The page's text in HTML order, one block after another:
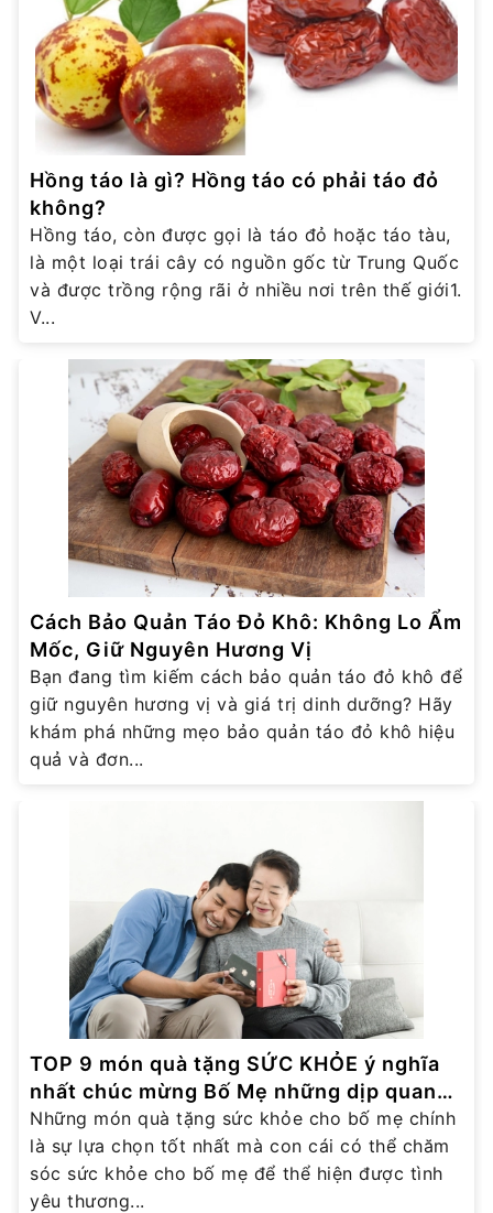
Hồng táo là gì? Hồng táo có phải táo đỏ
không?
Hồng táo, còn được gọi là táo đỏ hoặc táo tàu,
là một loại trái cây có nguồn gốc từ Trung Quốc
và được trồng rộng rãi ở nhiều nơi trên thế giới1.
V...
Cách Bảo Quản Táo Đỏ Khô: Không Lo Ẩm
Mốc, Giữ Nguyên Hương Vị
Bạn đang tìm kiếm cách bảo quản táo đỏ khô để
giữ nguyên hương vị và giá trị dinh dưỡng? Hãy
khám phá những mẹo bảo quản táo đỏ khô hiệu
quả và đơn...
TOP 9 món quà tặng SỨC KHỎE ý nghĩa
nhất chúc mừng Bố Mẹ những dịp quan
trọng
Những món quà tặng sức khỏe cho bố mẹ chính
là sự lựa chọn tốt nhất mà con cái có thể chăm
sóc sức khỏe cho bố mẹ để thể hiện được tình
yêu thương...